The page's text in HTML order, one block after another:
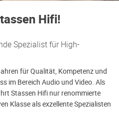
Hifi!
Spezialist für High-
für Qualität, Kompetenz und
im Bereich Audio und Video. Als
Stassen Hifi nur renommierte
Klasse als exzellente Spezialisten